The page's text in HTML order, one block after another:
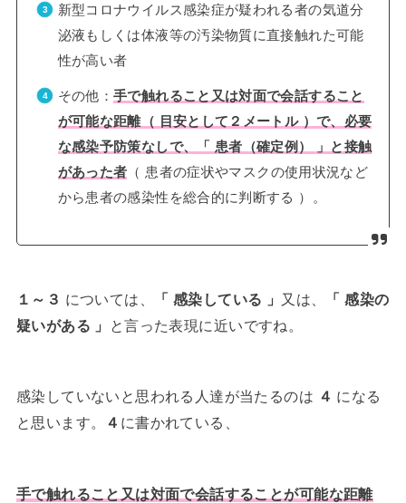
新型コロナウイルス感染症が疑われる者の気道分
泌液もしくは体液等の汚染物質に直接触れた可能
性が高い者
その他：手で触れること又は対面で会話すること
が可能な距離（ 目安として２メートル ）で、必要
な感染予防策なしで、「 患者（確定例） 」と接触
があった者 （ 患者の症状やマスクの使用状況など
から患者の感染性を総合的に判断する ）。
１～３ については、 「 感染している 」 又は、
「 感染の
疑いがある 」
と言った表現に近いですね。
感染していないと思われる人達が当たるのは ４ になる
と思います。
４ に書かれている、
手で触れること又は対面で会話することが可能な距離